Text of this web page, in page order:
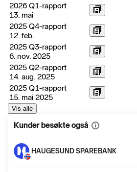
2026 Q1-rapport
13. mai
2025 Q4-rapport
12. feb.
2025 Q3-rapport
6. nov. 2025
2025 Q2-rapport
14. aug. 2025
2025 Q1-rapport
15. mai 2025
Vis alle
Kunder besøkte også Vis
HAUGESUND SPAREBANK